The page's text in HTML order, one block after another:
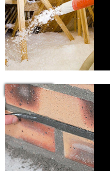
+ MACONNERIE